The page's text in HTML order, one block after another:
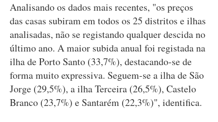
Analisando os dados mais recentes, "os preços
das casas subiram em todos os 25 distritos e ilhas
analisadas, não se registando qualquer descida no
último ano. A maior subida anual foi registada na
ilha de Porto Santo (33,7%), destacando-se de
forma muito expressiva. Seguem-se a ilha de São
Jorge (29,5%), a ilha Terceira (26,5%), Castelo
Branco (23,7%) e Santarém (22,3%)", identifica.